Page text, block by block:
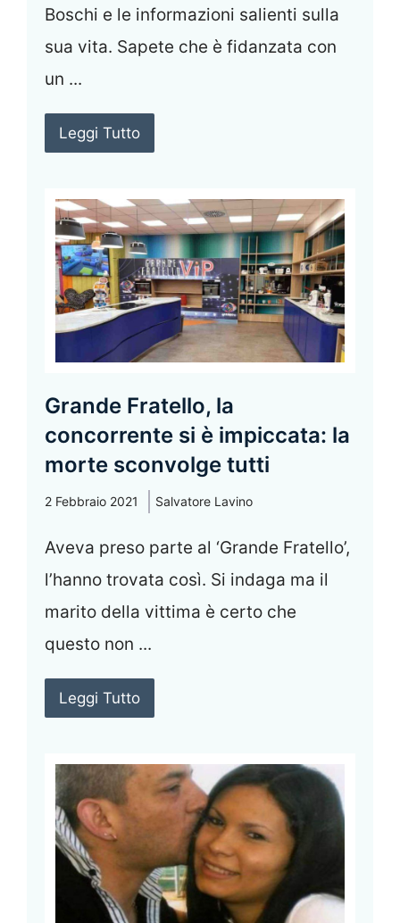
Boschi e le informazioni salienti sulla
sua vita. Sapete che è fidanzata con
un ...
Leggi Tutto
Grande Fratello, la
concorrente si è impiccata: la
morte sconvolge tutti
2 Febbraio 2021 Salvatore Lavino
Aveva preso parte al ‘Grande Fratello’,
l’hanno trovata così. Si indaga ma il
marito della vittima è certo che
questo non ...
Leggi Tutto